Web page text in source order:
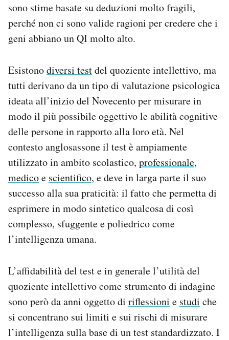
sono stime basate su deduzioni molto fragili,
perché non ci sono valide ragioni per credere che i
geni abbiano un QI molto alto.
Esistonodiversi testdel quoziente intellettivo, ma
tutti derivano da un tipo di valutazione psicologica
ideata all’inizio del Novecento per misurare in
modo il più possibile oggettivo le abilità cognitive
delle persone in rapporto alla loro età. Nel
contesto anglosassone il test è ampiamente
utilizzato in ambito scolastico, professionale,
medicoe scientifico, e deve in larga parte il suo
successo alla sua praticità: il fatto che permetta di
esprimere in modo sintetico qualcosa di così
complesso, sfuggente e poliedrico come
l’intelligenza umana.
L’affidabilità del test e in generale l’utilità del
quoziente intellettivo come strumento di indagine
sono però da anni oggetto di riflessioni e studi che
si concentrano sui limiti e sui rischi di misurare
l’intelligenza sulla base di un test standardizzato. I